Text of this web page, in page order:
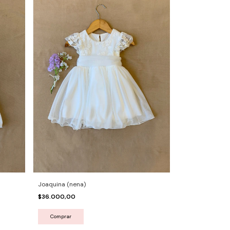
Joaquina (nena)
$36.000,00
Comprar